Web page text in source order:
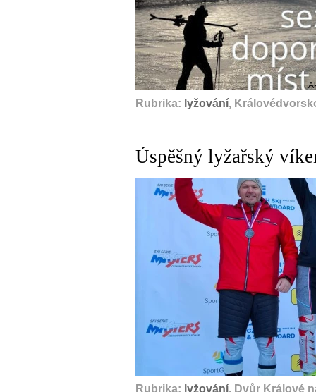
Rubrika: lyžování,
Úspěšný lyžařský
Rubrika: lyžování, Dvůr Králové